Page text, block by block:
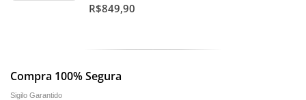
R$849,90
Compra 100% Segura
Sigilo Garantido